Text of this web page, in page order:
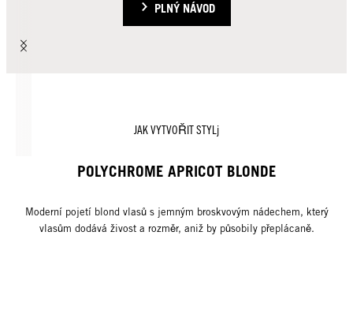
PLNÝ NÁVOD
JAK VYTVOŘIT STYLj
POLYCHROME APRICOT BLONDE
Moderní pojetí blond vlasů s jemným broskvovým nádechem, který
vlasům dodává živost a rozměr, aniž by působily přeplácaně.